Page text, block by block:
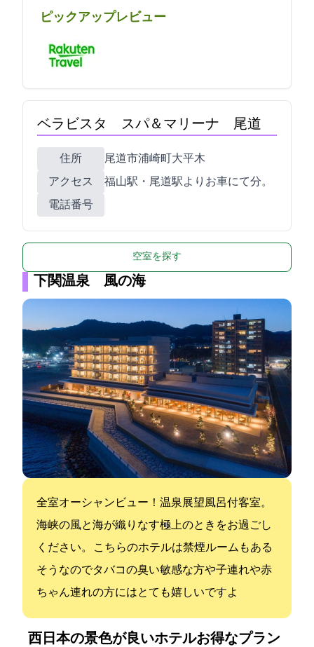
ピックアップレビュー
ベラビスタ スパ＆マリーナ 尾道
住所
尾道市浦崎町大平木1344-2
アクセス
福山駅・尾道駅よりお車にて40分。
電話番号
空室を探す
下関温泉 風の海
全室オーシャンビュー！温泉展望風呂付客室。
海峡の風と海が織りなす極上のときをお過ごし
ください。 こちらのホテルは禁煙ルームもある
そうなのでタバコの臭い敏感な方や子連れや赤
ちゃん連れの方にはとても嬉しいですよ
西日本の景色が良いホテル:お得なプラン